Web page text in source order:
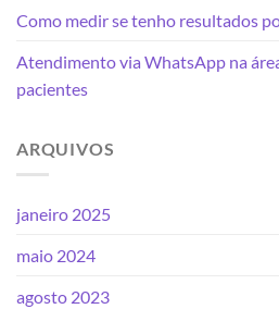
Como medir se tenho resultados
Atendimento via WhatsApp na
pacientes
ARQUIVOS
janeiro 2025
maio 2024
agosto 2023